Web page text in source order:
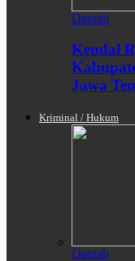
Daerah
Kendal
Jawa
Kriminal / Hukum
Daerah